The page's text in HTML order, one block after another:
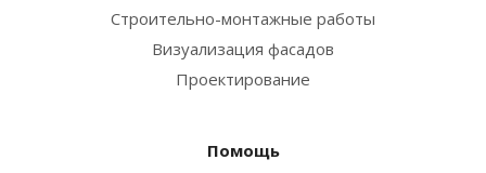
Строительно-монтажные работы
Визуализация фасадов
Проектирование
Помощь